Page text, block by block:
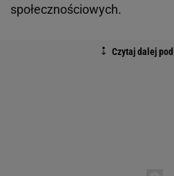
społecznościowych.